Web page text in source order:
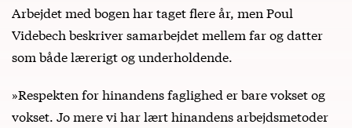
Arbejdet med bogen har taget flere år, men Poul
Videbech beskriver samarbejdet mellem far og datter
som både lærerigt og underholdende.
»Respekten for hinandens faglighed er bare vokset og
vokset. Jo mere vi har lært hinandens arbejdsmetoder